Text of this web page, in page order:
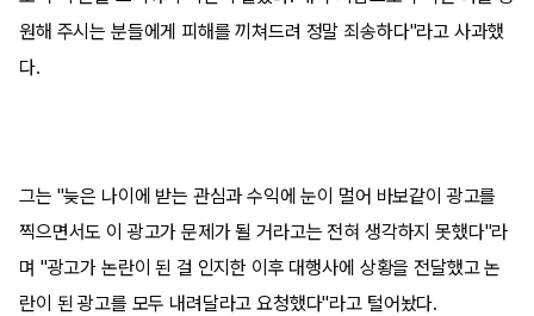
원해 주시는 분들에게 피해를 끼쳐드려 정말 죄송하다"라고 사과했
다.
그는 "늦은 나이에 받는 관심과 수익에 눈이 멀어 바보같이 광고를
찍으면서도 이 광고가 문제가 될 거라고는 전혀 생각하지 못했다"라
며 "광고가 논란이 된 걸 인지한 이후 대행사에 상황을 전달했고 논
란이 된 광고를 모두 내려달라고 요청했다"라고 털어놨다.